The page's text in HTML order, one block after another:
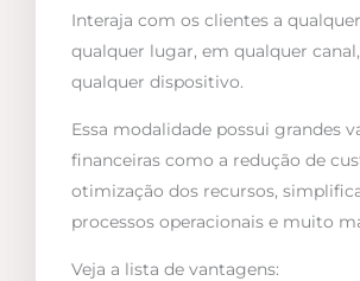
Interaja com os clientes a
qualquer lugar, em qualquer
qualquer dispositivo.
Essa modalidade possui grandes
financeiras como a redução de
otimização dos recursos,
processos operacionais e muito
Veja a lista de vantagens: